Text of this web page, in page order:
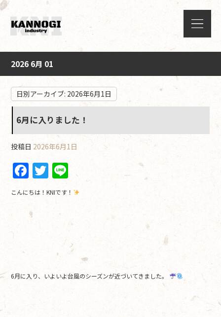
2026 6月 01
日別アーカイブ: 2026年6月1日
6月に入りました！
投稿日 2026年6月1日
F
a
c
e
k
T
w
itt
er
Li
n
e
こんにちは！KNIです！
6月に入り、いよいよ台風のシーズンが近づいてきました。